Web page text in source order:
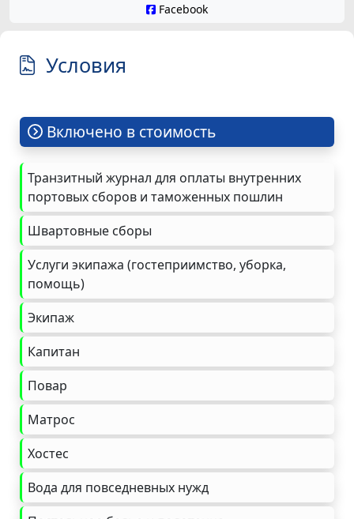
Facebook
Условия
Включено в стоимость
Транзитный журнал для оплаты внутренних
портовых сборов и таможенных пошлин
Швартовные сборы
Услуги экипажа (гостеприимство, уборка,
помощь)
Экипаж
Капитан
Повар
Матрос
Хостес
Вода для повседневных нужд